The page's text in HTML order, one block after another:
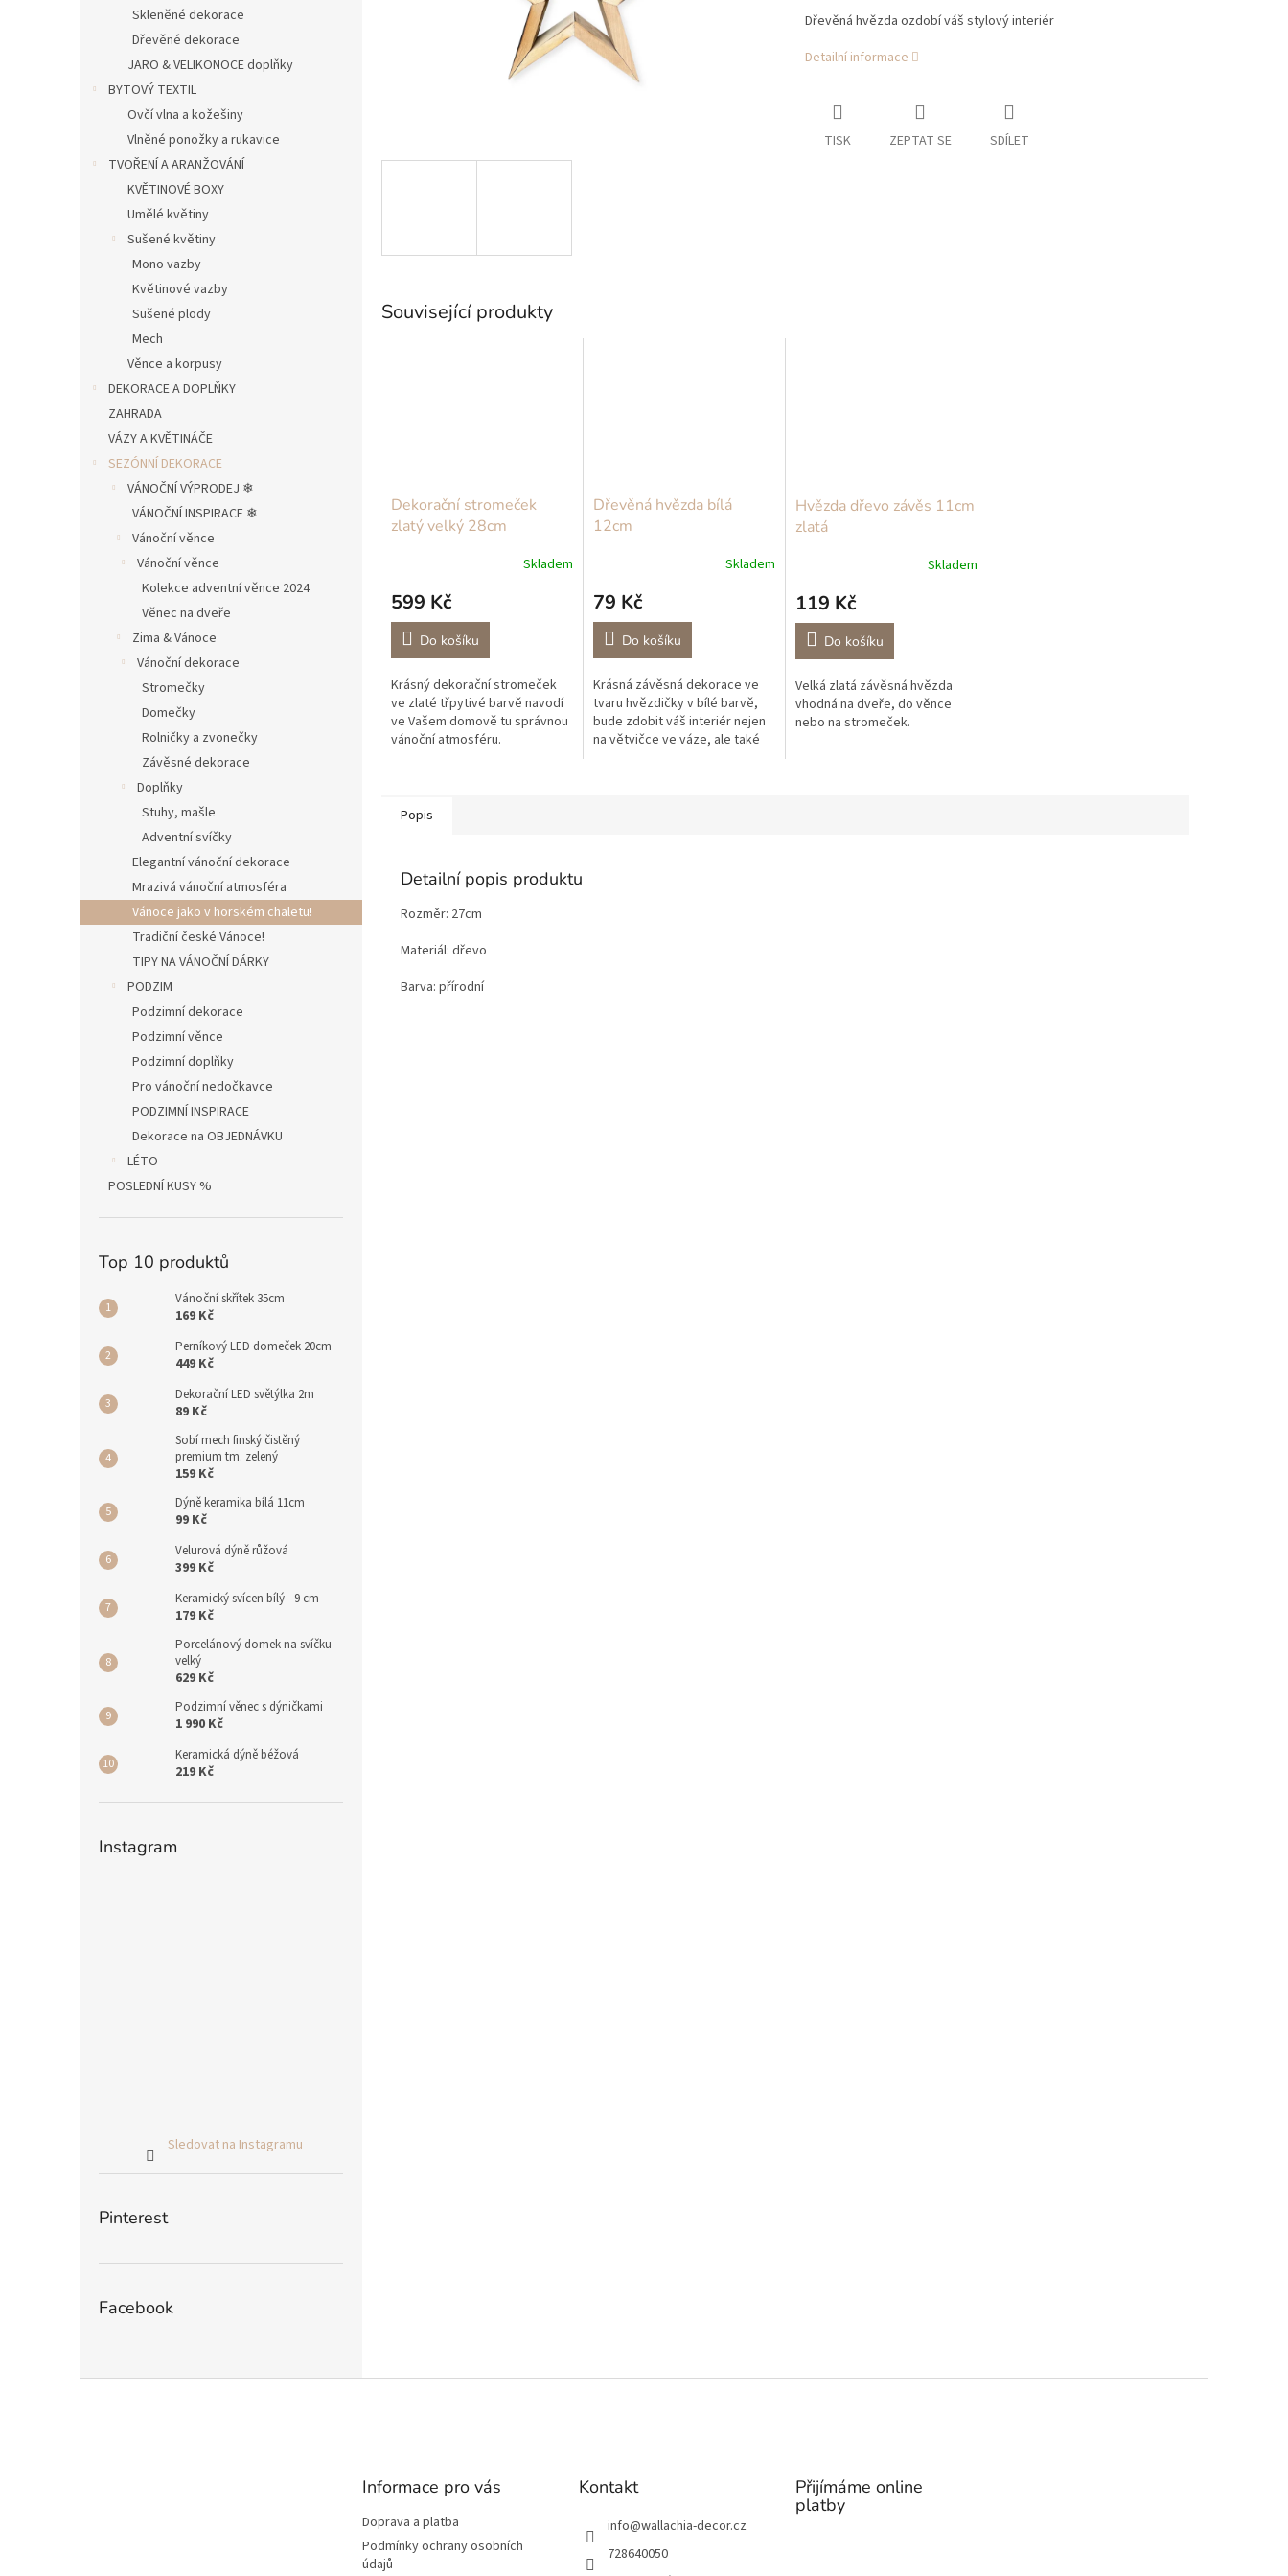
Skleněné dekorace
Dřevěné dekorace
JARO & VELIKONOCE doplňky
BYTOVÝ TEXTIL
Ovčí vlna a kožešiny
Vlněné ponožky a rukavice
TVOŘENÍ A ARANŽOVÁNÍ
KVĚTINOVÉ BOXY
Umělé květiny
Sušené květiny
Mono vazby
Květinové vazby
Sušené plody
Mech
Věnce a korpusy
DEKORACE A DOPLŇKY
ZAHRADA
VÁZY A KVĚTINÁČE
SEZÓNNÍ DEKORACE
VÁNOČNÍ VÝPRODEJ ❄︎︎
VÁNOČNÍ INSPIRACE ❄︎︎
Vánoční věnce
Vánoční věnce
Kolekce adventní věnce 2024
Věnec na dveře
Zima & Vánoce
Vánoční dekorace
Stromečky
Domečky
Rolničky a zvonečky
Závěsné dekorace
Doplňky
Stuhy, mašle
Adventní svíčky
Elegantní vánoční dekorace
Mrazivá vánoční atmosféra
Vánoce jako v horském chaletu!
Tradiční české Vánoce!
TIPY NA VÁNOČNÍ DÁRKY
PODZIM
Podzimní dekorace
Podzimní věnce
Podzimní doplňky
Pro vánoční nedočkavce
PODZIMNÍ INSPIRACE
Dekorace na OBJEDNÁVKU
LÉTO
POSLEDNÍ KUSY %
Top 10 produktů
Vánoční skřítek 35cm
169 Kč
Perníkový LED domeček 20cm
449 Kč
Dekorační LED světýlka 2m
89 Kč
Sobí mech finský čistěný
premium tm. zelený
159 Kč
Dýně keramika bílá 11cm
99 Kč
Velurová dýně růžová
399 Kč
Keramický svícen bílý - 9 cm
179 Kč
Porcelánový domek na svíčku
velký
629 Kč
Podzimní věnec s dýničkami
1 990 Kč
Keramická dýně béžová
219 Kč
Instagram
Sledovat na Instagramu
Pinterest
Facebook
Dřevěná hvězda ozdobí váš stylový interiér
Detailní informace
TISK ZEPTAT SE SDÍLET
Související produkty
Dekorační stromeček
zlatý velký 28cm
Skladem
599 Kč
Do košíku
Krásný dekorační stromeček
ve zlaté třpytivé barvě navodí
ve Vašem domově tu správnou
vánoční atmosféru.
Dřevěná hvězda bílá
12cm
Skladem
79 Kč
Do košíku
Krásná závěsná dekorace ve
tvaru hvězdičky v bílé barvě,
bude zdobit váš interiér nejen
na větvičce ve váze, ale také
Hvězda dřevo závěs 11cm
zlatá
Skladem
119 Kč
Do košíku
Velká zlatá závěsná hvězda
vhodná na dveře, do věnce
nebo na stromeček.
Popis
Detailní popis produktu
Rozměr: 27cm
Materiál: dřevo
Barva: přírodní
Informace pro vás
Doprava a platba
Podmínky ochrany osobních
údajů
Kontakt
info@wallachia-decor.cz
728640050
Přijímáme online
platby